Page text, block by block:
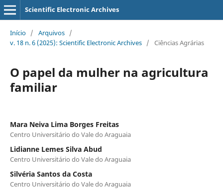
Scientific Electronic Archives
Início / Arquivos /
v. 18 n. 6 (2025): Scientific Electronic Archives / Ciências Agrárias
O papel da mulher na agricultura
familiar
Mara Neiva Lima Borges Freitas
Centro Universitário do Vale do Araguaia
Lidianne Lemes Silva Abud
Centro Universitário do Vale do Araguaia
Silvéria Santos da Costa
Centro Universitário do Vale do Araguaia